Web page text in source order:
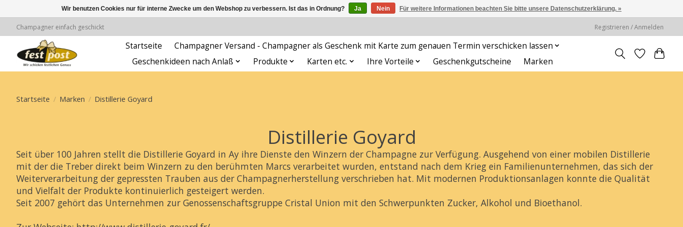
Champagner einfach geschickt Registrieren / Anmelden
Startseite
Champagner Versand - Champagner als Geschenk mit Karte zum genauen Termin verschicken lassen
Geschenkideen nach Anlaß
Produkte Karten etc. Ihre Vorteile Geschenkgutscheine Marken
Startseite / Marken / Distillerie Goyard
Distillerie Goyard
Seit über 100 Jahren stellt die Distillerie Goyard in Ay ihre Dienste den Winzern der Champagne zur Verfügung. Ausgehend von einer mobilen Distillerie
mit der die Treber direkt beim Winzern zu den berühmten Marcs verarbeitet wurden, entstand nach dem Krieg ein Familienunternehmen, das sich der
Weiterverarbeitung der gepressten Trauben aus der Champagnerherstellung verschrieben hat. Mit modernen Produktionsanlagen konnte die Qualität
und Vielfalt der Produkte kontinuierlich gesteigert werden.
Seit 2007 gehört das Unternehmen zur Genossenschaftsgruppe Cristal Union mit den Schwerpunkten Zucker, Alkohol und Bioethanol.
Wir benutzen Cookies nur für interne Zwecke um den Webshop zu verbessern. Ist das in Ordnung? Ja Nein Für weitere Informationen beachten Sie bitte unsere Datenschutzerklärung. »